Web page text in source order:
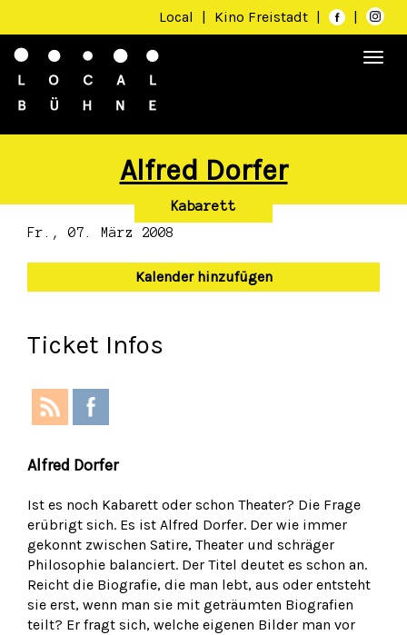
Local | Kino Freistadt | |
Alfred Dorfer
Kabarett
Fr., 07. März 2008
Kalender hinzufügen
Ticket Infos
Alfred Dorfer
Ist es noch Kabarett oder schon Theater? Die Frage
erübrigt sich. Es ist Alfred Dorfer. Der wie immer
gekonnt zwischen Satire, Theater und schräger
Philosophie balanciert. Der Titel deutet es schon an.
Reicht die Biografie, die man lebt, aus oder entsteht
sie erst, wenn man sie mit geträumten Biografien
teilt? Er fragt sich, welche eigenen Bilder man vor